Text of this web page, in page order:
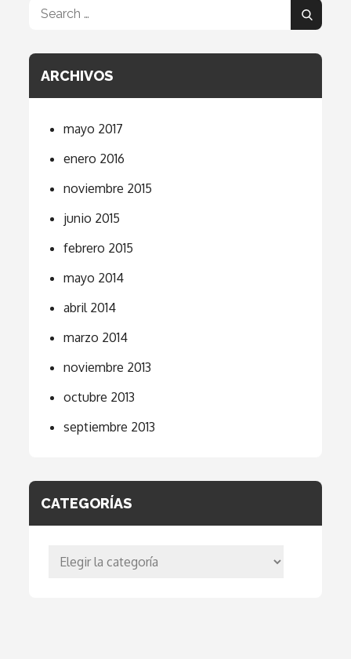
Search
Search
ARCHIVOS
mayo 2017
enero 2016
noviembre 2015
junio 2015
febrero 2015
mayo 2014
abril 2014
marzo 2014
noviembre 2013
octubre 2013
septiembre 2013
CATEGORÍAS
Categorías